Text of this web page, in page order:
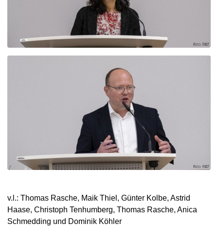
v.l.: Thomas Rasche, Maik Thiel, Günter Kolbe, Astrid
Haase, Christoph Tenhumberg, Thomas Rasche, Anica
Schmedding und Dominik Köhler